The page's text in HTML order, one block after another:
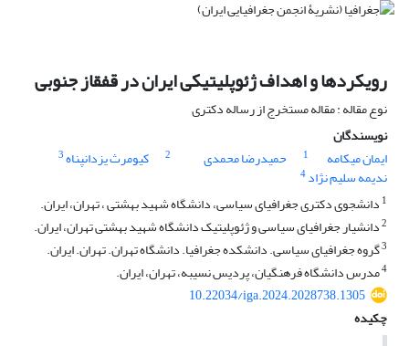
رویکردها و اهداف ژئوپلیتیکی ایران در قفقاز جنوبی
نوع مقاله : مقاله مستخرج از رساله دکتری
نویسندگان
ایمان میکامه
1 حمیدرضا محمدی 2 کیومرث یزدانپناه3
ندیمه سلیم نژاد4
1 دانشجوی دکتری جغرافیای سیاسی، دانشگاه شهید بهشتی ، تهران، ایران.
2دانشیار جغرافیای سیاسی و ژئوپلیتیک دانشگاه شهید بهشتی تهران، ایران.
3گروه جغرافیای سیاسی. دانشکده جغرافیا. دانشگاه تهران. تهران. ایران.
4مدرس دانشگاه فرهنگیان، پردیس نسیبه، تهران، ایران.
10.22034/iga.2024.2028738.1305
چکیده